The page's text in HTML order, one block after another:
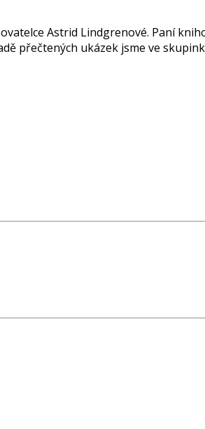
Astrid Lindgrenové. Paní
přečtených ukázek jsme ve